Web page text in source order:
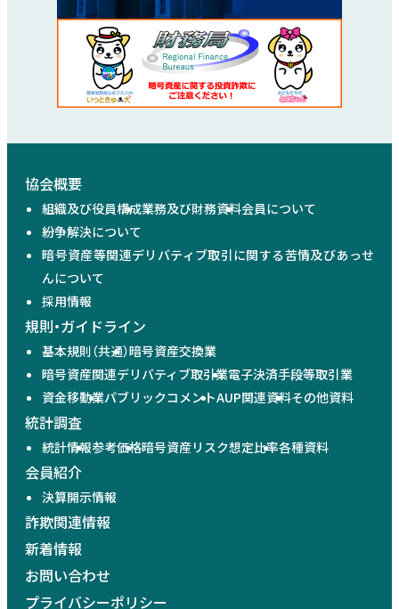
協会概要
組織及び役員構成業務及び財務資料会員について
紛争解決について
暗号資産等関連デリバティブ取引に関する苦情及びあっせ
んについて
採用情報
規則・ガイドライン
基本規則（共通）暗号資産交換業
暗号資産関連デリバティブ取引業電子決済手段等取引業
資金移動業パブリックコメントAUP関連資料その他資料
統計調査
統計情報参考価格暗号資産リスク想定比率各種資料
会員紹介
決算開示情報
詐欺関連情報
新着情報
お問い合わせ
プライバシーポリシー